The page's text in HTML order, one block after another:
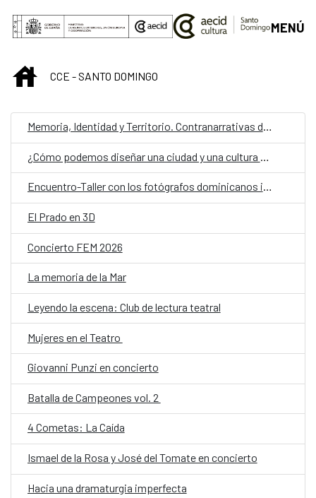
Saltar al contenido principal
MENÚ
INICIOCCE - SANTO DOMINGO
Memoria, Identidad y Territorio. Contranarrativas desde la Fotografía
¿Cómo podemos diseñar una ciudad y una cultura para todas las personas?
Encuentro-Taller con los fotógrafos dominicanos invitados a "La Residencia"
El Prado en 3D
Concierto FEM 2026
La memoria de la Mar
Leyendo la escena: Club de lectura teatral
Mujeres en el Teatro
Giovanni Punzi en concierto
Batalla de Campeones vol. 2
4 Cometas: La Caída
Ismael de la Rosa y José del Tomate en concierto
Hacia una dramaturgia imperfecta